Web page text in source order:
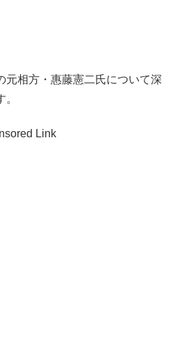
元相方・惠藤憲二氏について深
Link